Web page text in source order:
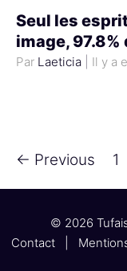
Seul les
image,
Laeticia
← Previous 1
© 2026
Contact|